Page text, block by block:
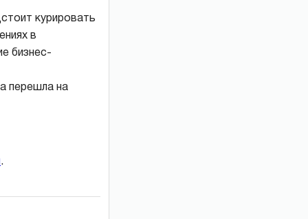
курировать
в
бизнес-
перешла на
.